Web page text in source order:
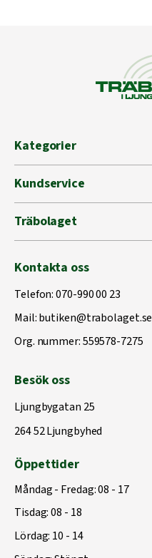
Kategorier
Kundservice
Träbolaget
Kontakta oss
Telefon:070-990 00 23
Mail:butiken@trabolaget.se
Org. nummer: 559578-7275
Besök oss
Ljungbygatan 25
264 52 Ljungbyhed
Öppettider
Måndag - Fredag: 08 - 17
Tisdag: 08 - 18
Lördag: 10 - 14